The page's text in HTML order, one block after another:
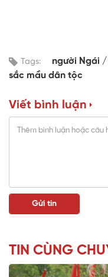
Tags: người Ngái
sắc mầu dân tộc
Viết bình luận
TIN CÙNG